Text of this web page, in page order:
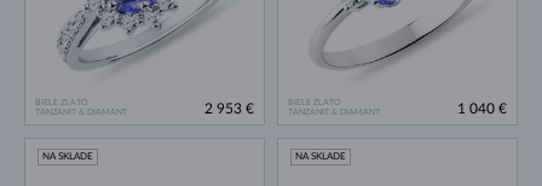
BIELE ZLATO
TANZANIT & DIAMANT
2 953 €
BIELE ZLATO
TANZANIT & DIAMANT
1 040 €
NA SKLADE NA SKLADE